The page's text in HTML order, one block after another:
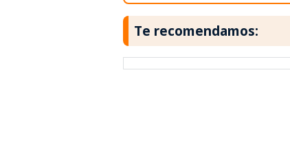
Te recomendamos: